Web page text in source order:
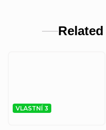
VLASTNÍ 3